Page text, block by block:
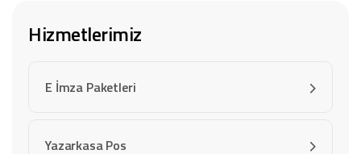
Hizmetlerimiz
E İmza Paketleri
Yazarkasa Pos